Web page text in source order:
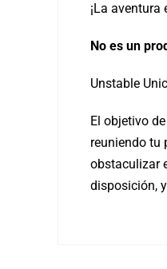
¡La
No es un
Unstable
El objetivo
reuniendo tu
obstaculizar
disposición,